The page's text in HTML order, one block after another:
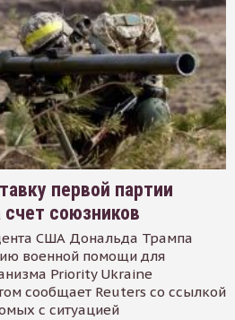
первой партии
союзников
США Дональда Трампа
военной помощи для
Priority Ukraine
сообщает Reuters со ссылкой
с ситуацией